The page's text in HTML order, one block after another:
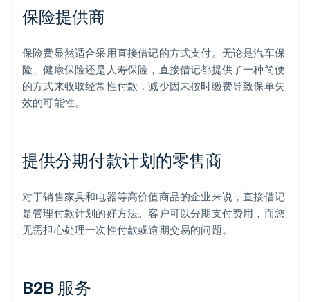
保险提供商
保险费显然适合采用直接借记的方式支付。无论是汽车保
险、健康保险还是人寿保险，直接借记都提供了一种简便
的方式来收取经常性付款，减少因未按时缴费导致保单失
效的可能性。
提供分期付款计划的零售商
对于销售家具和电器等高价值商品的企业来说，直接借记
是管理付款计划的好方法。客户可以分期支付费用，而您
无需担心处理一次性付款或逾期交易的问题。
B2B 服务